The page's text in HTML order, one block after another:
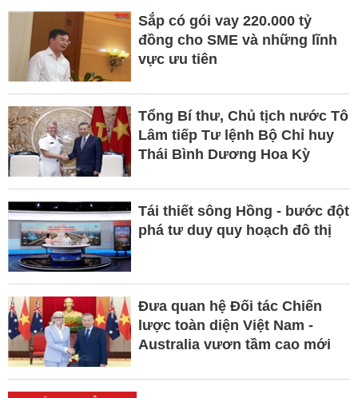
Sắp có gói vay 220.000 tỷ
đồng cho SME và những lĩnh
vực ưu tiên
Tổng Bí thư, Chủ tịch nước Tô
Lâm tiếp Tư lệnh Bộ Chỉ huy
Thái Bình Dương Hoa Kỳ
Tái thiết sông Hồng - bước đột
phá tư duy quy hoạch đô thị
Đưa quan hệ Đối tác Chiến
lược toàn diện Việt Nam -
Australia vươn tầm cao mới